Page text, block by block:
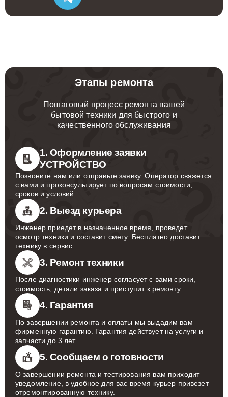
Этапы ремонта
Пошаговый процесс ремонта вашей
бытовой техники для быстрого и
качественного обслуживания
1. Оформление заявки
УСТРОЙСТВО
Позвоните нам или отправьте заявку. Оператор свяжется
с вами и проконсультирует по вопросам стоимости,
сроков и условий.
2. Выезд курьера
Инженер приедет в назначенное время, проведет
осмотр техники и составит смету. Бесплатно доставит
технику в сервис.
3. Ремонт техники
После диагностики инженер согласует с вами сроки,
стоимость, детали заказа и приступит к ремонту.
4. Гарантия
По завершении ремонта и оплаты мы выдадим вам
фирменную гарантию. Гарантия действует на услуги и
запчасти до 3 лет.
5. Сообщаем о готовности
О завершении ремонта и тестирования вам приходит
уведомление, в удобное для вас время курьер привезет
отремонтированную технику.